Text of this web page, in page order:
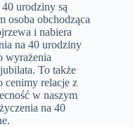
urodziny są
osoba obchodząca
i nabiera
na 40 urodziny
wyrażenia
To także
cenimy relacje z
w naszym
na 40